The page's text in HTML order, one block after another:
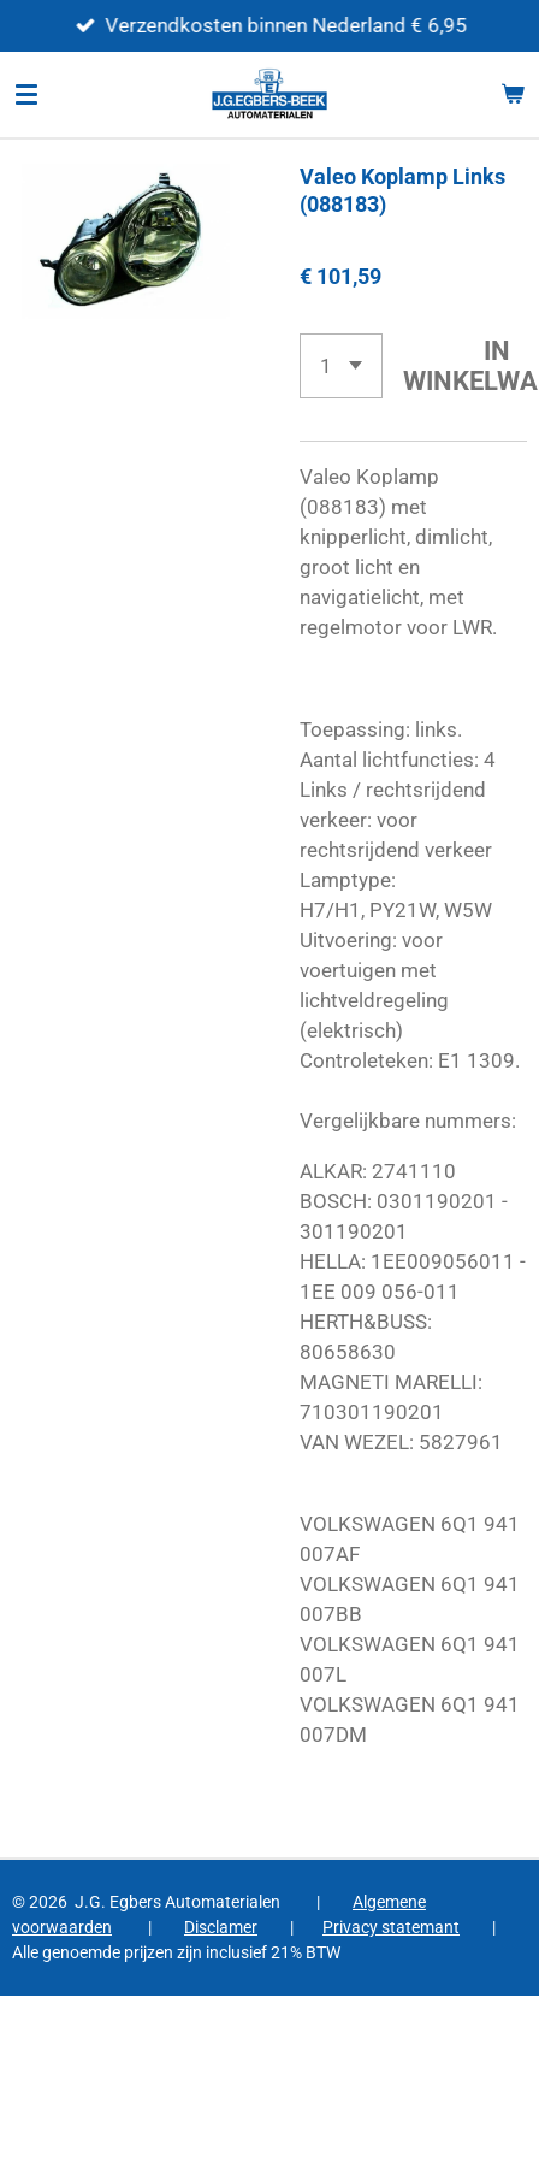
direct
naar
Verzendkosten binnen Nederland € 6,95
Valeo Koplamp Links
(088183)
€ 101,59
IN
Valeo Koplamp
(088183) met
knipperlicht, dimlicht,
groot licht en
navigatielicht, met
regelmotor voor LWR.
Toepassing: links.
Aantal lichtfuncties: 4
Links / rechtsrijdend
verkeer: voor
rechtsrijdend verkeer
Lamptype:
H7/H1, PY21W, W5W
Uitvoering: voor
voertuigen met
lichtveldregeling
(elektrisch)
Controleteken: E1 1309.
Vergelijkbare nummers:
ALKAR: 2741110
BOSCH: 0301190201 -
301190201
HELLA: 1EE009056011 -
1EE 009 056-011
HERTH&BUSS:
80658630
MAGNETI MARELLI:
710301190201
VAN WEZEL: 5827961
VOLKSWAGEN 6Q1 941
007AF
VOLKSWAGEN 6Q1 941
007BB
VOLKSWAGEN 6Q1 941
007L
VOLKSWAGEN 6Q1 941
007DM
© 2026 J.G. Egbers Automaterialen | Algemene
voorwaarden
| Disclamer | Privacy statemant |
Alle genoemde prijzen zijn inclusief 21% BTW